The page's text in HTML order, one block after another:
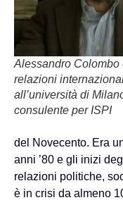
Alessandro Colombo
relazioni
all’università di
consulente per ISPI
del Novecento. Era
anni ’80 e gli inizi
relazioni politiche,
è in crisi da almeno